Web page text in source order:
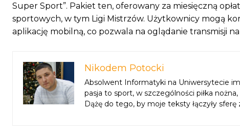
Super Sport”. Pakiet ten, oferowany za miesięczną
sportowych, w tym Ligi Mistrzów. Użytkownicy mogą
aplikację mobilną, co pozwala na oglądanie transmisji
Nikodem Potocki
Absolwent Informatyki na Uniwersytecie
pasja to sport, w szczególności piłka
Dążę do tego, by moje teksty łączyły